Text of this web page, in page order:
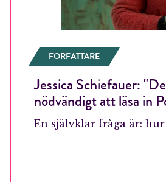
FÖRFATTARE
Jessica Schiefauer:
nödvändigt att läsa in
En självklar fråga är: hur